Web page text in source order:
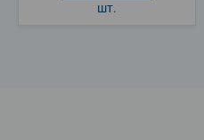
шт.